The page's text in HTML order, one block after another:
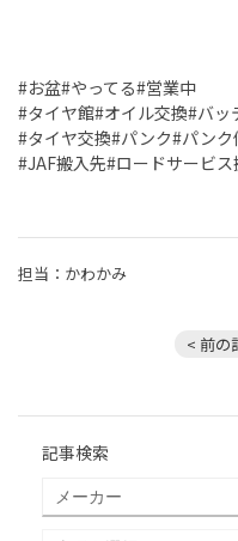
#お盆#やってる#営業中
#タイヤ館#オイル交換#バッ
#タイヤ交換#パンク#パンク
#JAF搬入先#ロードサービス
担当：かわかみ
< 前の
記事検索